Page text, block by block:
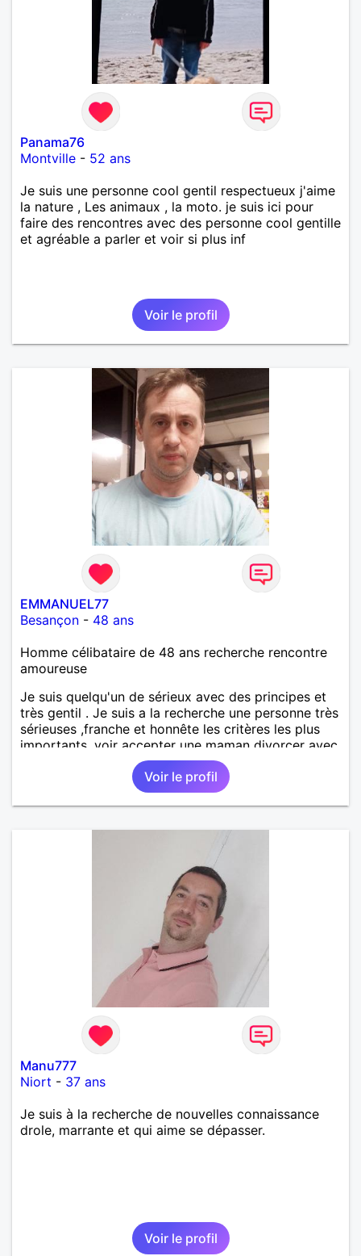
Panama76
Montville - 52 ans
Je suis une personne cool gentil respectueux j'aime
la nature , Les animaux , la moto. je suis ici pour
faire des rencontres avec des personne cool gentille
et agréable a parler et voir si plus inf
Voir le profil
EMMANUEL77
Besançon - 48 ans
Homme célibataire de 48 ans recherche rencontre
amoureuse
Je suis quelqu'un de sérieux avec des principes et
très gentil . Je suis a la recherche une personne très
sérieuses ,franche et honnête les critères les plus
importants, voir accepter une maman divorcer avec
son enfant il n y a aucun problème. S' abstenir au
personne non sérieuse merci. Recherche dans un
premier temps dialogue et apprendre à connaître la
personne puis dans un deuxième temps relation plus
professionnelle et agent de sécurité privée et
agents SIAP1. ET télésurveillance et vidéo
protection dans les casino supermarché. en CDI
Mes passions. Sont la robotique ,vtt ,Echeque
,astronomie . Service militaire belfort 35 régiment d
infanterie et engager sur 5 ans.de (1998 a 2003.)
Divers je fait en moyenne 6 km de marche par jour
a pieds. A la fin de mon travail a mon domicile. J 'ai
un rêve cet de construire une vie a deux en
harmonie. Si je pourrais lui décrocher la lune je le
ferais. A chaque fois que je vois un beau ciel étoilé
je rêve d' être avec quelqu'un.
Voir le profil
Manu777
Niort - 37 ans
Je suis à la recherche de nouvelles connaissance
drole, marrante et qui aime se dépasser.
Voir le profil